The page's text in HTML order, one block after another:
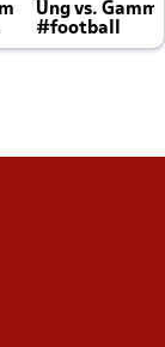
Ung vs.
#football